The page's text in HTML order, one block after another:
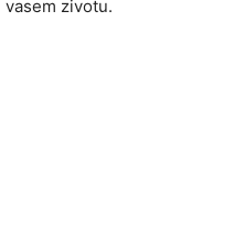
vasem zivotu.